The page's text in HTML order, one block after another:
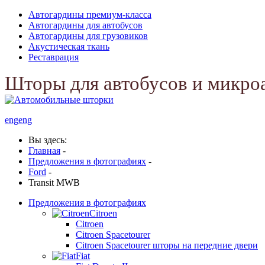
Автогардины премиум-класса
Автогардины для автобусов
Автогардины для грузовиков
Акустическая ткань
Реставрация
Шторы для автобусов и
engeng
Вы здесь:
Главная -
Предложения в фотографиях -
Ford -
Transit MWB
Предложения в фотографиях
Citroen
Citroen
Citroen Spacetourer
Citroen Spacetourer шторы на передние двери
Fiat